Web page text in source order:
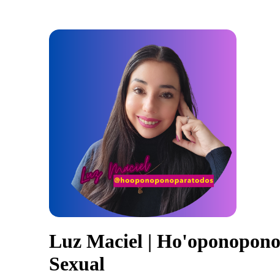
Luz Maciel |
Sexual